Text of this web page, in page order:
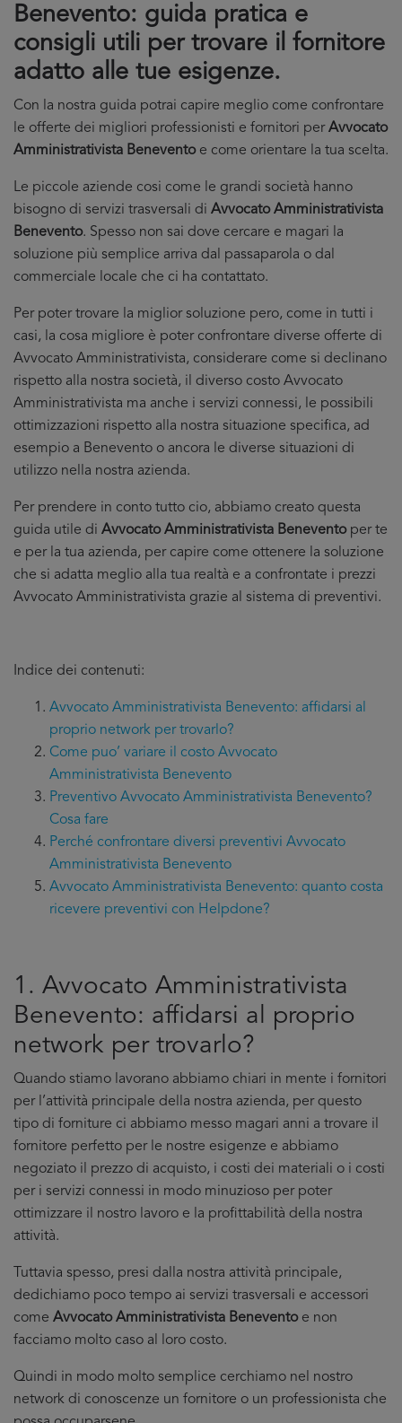
Benevento: guida pratica e
consigli utili per trovare il fornitore
adatto alle tue esigenze.
Con la nostra guida potrai capire meglio come confrontare
le offerte dei migliori professionisti e fornitori perAvvocato
Amministrativista Beneventoe come orientare la tua scelta.
Le piccole aziende cosi come le grandi società hanno
bisogno di servizi trasversali di Avvocato Amministrativista
Benevento. Spesso non sai dove cercare e magari la
soluzione più semplice arriva dal passaparola o dal
commerciale locale che ci ha contattato.
Per poter trovare la miglior soluzione pero, come in tutti i
casi, la cosa migliore è poter confrontare diverse offerte di
Avvocato Amministrativista, considerare come si declinano
rispetto alla nostra società, il diverso costo Avvocato
Amministrativista ma anche i servizi connessi, le possibili
ottimizzazioni rispetto alla nostra situazione specifica, ad
esempio a Benevento o ancora le diverse situazioni di
utilizzo nella nostra azienda.
Per prendere in conto tutto cio, abbiamo creato questa
guida utile di Avvocato Amministrativista Beneventoper te
e per la tua azienda, per capire come ottenere la soluzione
che si adatta meglio alla tua realtà e a confrontate i prezzi
Avvocato Amministrativista grazie al sistema di preventivi.
Indice dei contenuti:
Avvocato Amministrativista Benevento: affidarsi al
proprio network per trovarlo?
Come puo’ variare il costo Avvocato
Amministrativista Benevento
Preventivo Avvocato Amministrativista Benevento?
Cosa fare
Perché confrontare diversi preventivi Avvocato
Amministrativista Benevento
Avvocato Amministrativista Benevento: quanto costa
ricevere preventivi con Helpdone?
1. Avvocato Amministrativista
Benevento: affidarsi al proprio
network per trovarlo?
Quando stiamo lavorano abbiamo chiari in mente i fornitori
per l’attività principale della nostra azienda, per questo
tipo di forniture ci abbiamo messo magari anni a trovare il
fornitore perfetto per le nostre esigenze e abbiamo
negoziato il prezzo di acquisto, i costi dei materiali o i costi
per i servizi connessi in modo minuzioso per poter
ottimizzare il nostro lavoro e la profittabilità della nostra
attività.
Tuttavia spesso, presi dalla nostra attività principale,
dedichiamo poco tempo ai servizi trasversali e accessori
come Avvocato Amministrativista Beneventoe non
facciamo molto caso al loro costo.
Quindi in modo molto semplice cerchiamo nel nostro
network di conoscenze un fornitore o un professionista che